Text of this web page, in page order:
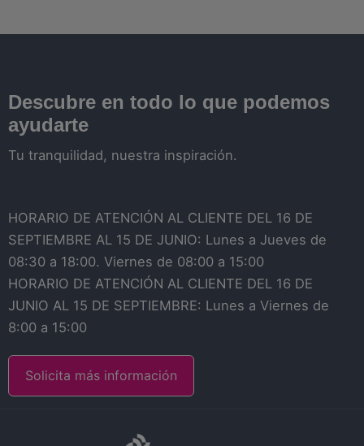
Descubre en todo lo que podemos
ayudarte
Tu tranquilidad, nuestra inspiración.
HORARIO DE ATENCIÓN AL CLIENTE DEL 16 DE
SEPTIEMBRE AL 15 DE JUNIO: Lunes a Jueves de
08:30 a 18:00. Viernes de 08:00 a 15:00
HORARIO DE ATENCIÓN AL CLIENTE DEL 16 DE
JUNIO AL 15 DE SEPTIEMBRE: Lunes a Viernes de
8:00 a 15:00
Solicita más información